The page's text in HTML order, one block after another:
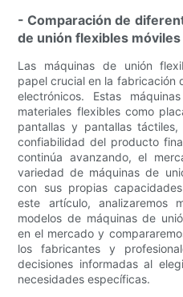
- Comparación de
de unión flexibles móviles
Las máquinas de unión
papel crucial en la fabricación
electrónicos. Estas
materiales flexibles como
pantallas y pantallas
confiabilidad del producto
continúa avanzando, el
variedad de máquinas de
con sus propias
este artículo, analizaremos
modelos de máquinas de
en el mercado y
los fabricantes y
decisiones informadas al
necesidades específicas.